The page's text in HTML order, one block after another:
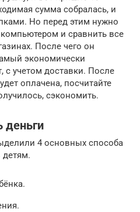
сумма собралась, и
Но перед этим нужно
и сравнить все
После чего он
экономически
с учетом доставки. После
оплачена, посчитайте
сэкономить.
деньги
4 основных способа